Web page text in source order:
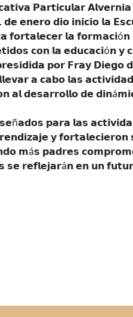
𝗣𝗮𝗿𝘁𝗶𝗰𝘂𝗹𝗮𝗿 𝗔𝗹𝘃𝗲𝗿𝗻𝗶𝗮
𝗲𝗻𝗲𝗿𝗼 𝗱𝗶𝗼 𝗶𝗻𝗶𝗰𝗶𝗼 𝗹𝗮
𝗹𝗮
𝗰𝗼𝗻 𝗹𝗮 𝗲𝗱𝘂𝗰𝗮𝗰𝗶ó𝗻 𝘆
𝗽𝗼𝗿 𝗙𝗿𝗮𝘆 𝗗𝗶𝗲𝗴𝗼
𝗮 𝗰𝗮𝗯𝗼 𝗹𝗮𝘀
𝗮𝗹 𝗱𝗲𝘀𝗮𝗿𝗿𝗼𝗹𝗹𝗼 𝗱𝗲
𝗽𝗮𝗿𝗮 𝗹𝗮𝘀
𝘆
𝗺á𝘀 𝗽𝗮𝗱𝗿𝗲𝘀
𝗿𝗲𝗳𝗹𝗲𝗷𝗮𝗿á𝗻 𝗲𝗻 𝘂𝗻